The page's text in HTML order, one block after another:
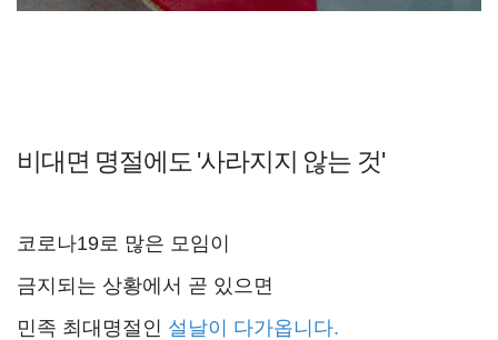
비대면 명절에도 '사라지지 않는 것'
코로나19로 많은 모임이
금지되는 상황에서 곧 있으면
민족 최대명절인 설날이 다가옵니다.